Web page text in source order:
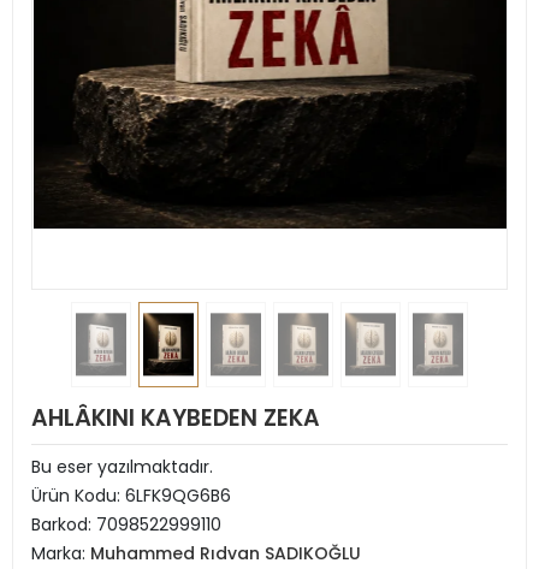
AHLÂKINI KAYBEDEN ZEKA
Bu eser yazılmaktadır.
Ürün Kodu: 6LFK9QG6B6
Barkod: 7098522999110
Marka: Muhammed Rıdvan SADIKOĞLU